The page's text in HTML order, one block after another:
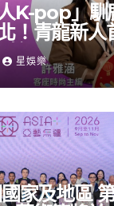
K-pop」馴
！青龍新人
搶星娛樂
及地區 第四屆